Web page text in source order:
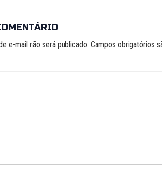
e-mail não será publicado. Campos obrigatórios